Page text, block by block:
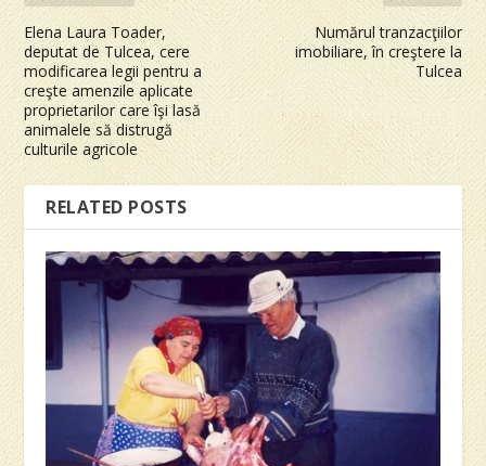
Elena Laura Toader,
deputat de Tulcea, cere
modificarea legii pentru a
creşte amenzile aplicate
proprietarilor care îşi lasă
animalele să distrugă
culturile agricole
Numărul tranzacţiilor
imobiliare, în creştere la
Tulcea
RELATED POSTS